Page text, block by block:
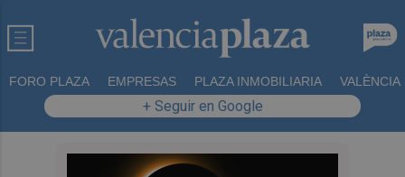
FORO PLAZA EMPRESAS PLAZA INMOBILIARIA VALÈNCIA
+ Seguir en Google